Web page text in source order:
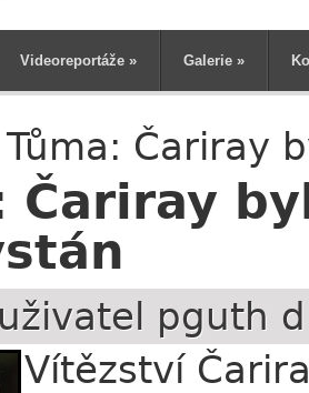
Videoreportáže » Galerie »
Tůma: Čariray
Čariray
pguth
Vítězství